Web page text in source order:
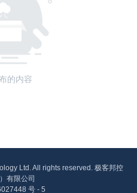
的内容
Ltd. All rights reserved. 极客邦控
有限公司
号 - 5